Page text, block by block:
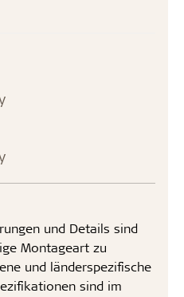
und Details sind
Montageart zu
und länderspezifische
sind im